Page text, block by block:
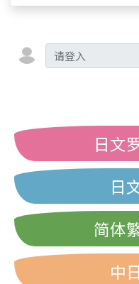
日文
日
简体
中